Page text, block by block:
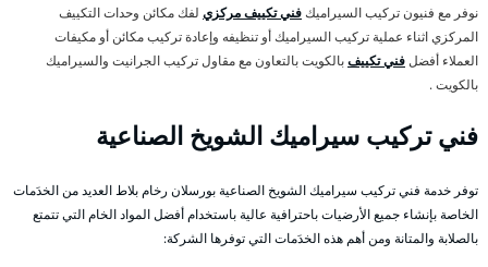
نوفر مع فنيون تركيب السيراميكفني تكييف مركزي لفك مكائن وحدات التكييف
المركزي اثناء عملية تركيب السيراميك أو تنظيفه وإعادة تركيب مكائن أو مكيفات
العملاء أفضلفني تكييفبالكويت بالتعاون مع مقاول تركيب الجرانيت والسيراميك
بالكويت .
فني تركيب سيراميك الشويخ الصناعية
توفر خدمة فني تركيب سيراميك الشويخ الصناعية بورسلان رخام بلاط العديد من الخدَمات
الخاصة بإنشاء جميع الأرضيات باحترافية عالية باستخدام أفضل المواد الخام التي تتمتع
بالصلابة والمتانة ومن أهم هذه الخدَمات التي توفرها الشركة: